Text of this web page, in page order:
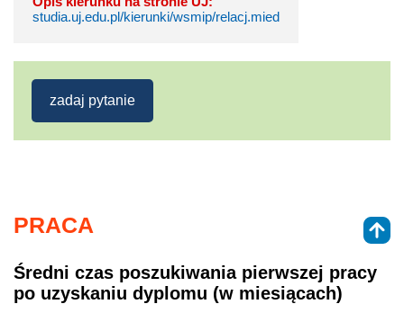
studia.uj.edu.pl/kierunki/wsmip/relacj.mied
zadaj pytanie
PRACA
Średni czas poszukiwania pierwszej pracy
po uzyskaniu dyplomu (w miesiącach)